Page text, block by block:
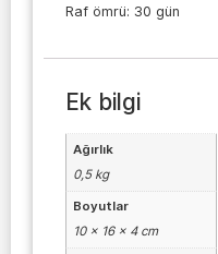
Raf ömrü: 30 gün
Ek bilgi
Ağırlık
0,5 kg
Boyutlar
10 × 16 × 4 cm